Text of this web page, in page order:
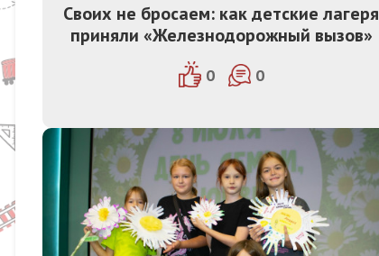
Своих не бросаем: как детские лагеря
приняли «Железнодорожный вызов»
0 0